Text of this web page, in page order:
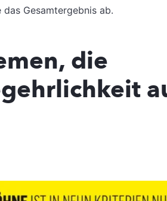
Gesamtergebnis ab.
die